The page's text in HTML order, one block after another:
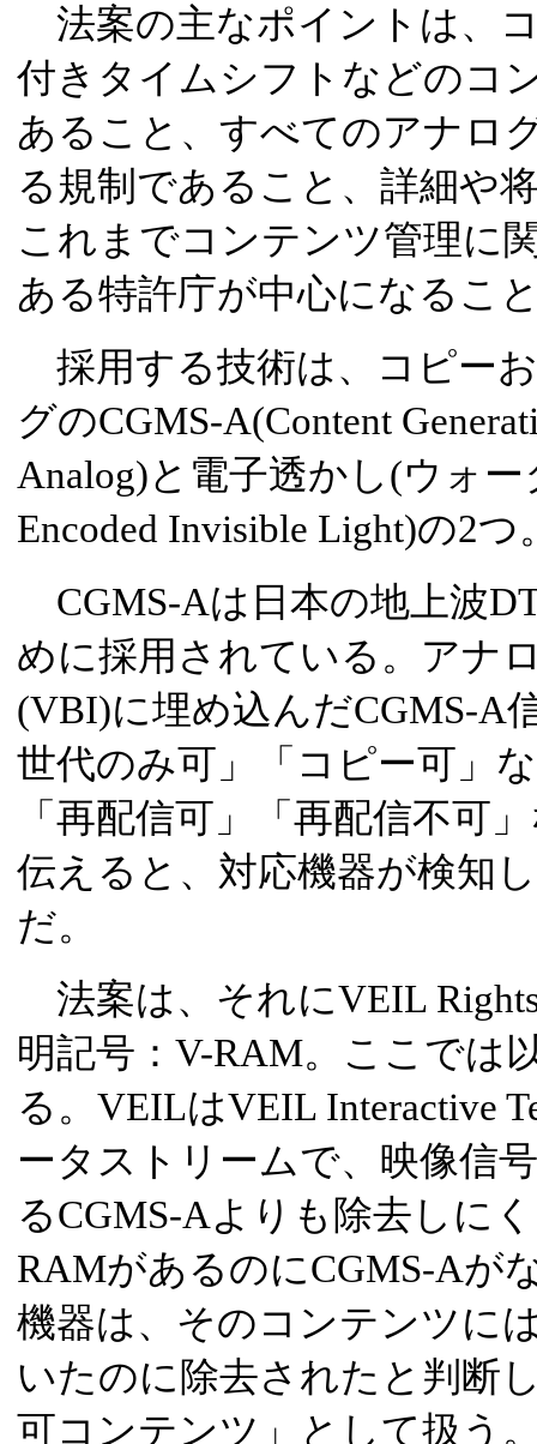
法案の主なポイントは、
付きタイムシフトなどのコ
あること、すべてのアナロ
る規制であること、詳細や
これまでコンテンツ管理に
ある特許庁が中心になるこ
採用する技術は、コピー
グのCGMS-A(Content
Analog)と電子透かし(ウォ
Encoded Invisible Light)の2つ
CGMS-Aは日本の地上波
めに採用されている。アナ
(VBI)に埋め込んだCGMS-A
世代のみ可」「コピー可」
「再配信可」「再配信不可
伝えると、対応機器が検知
だ。
法案は、それにVEIL
明記号：V-RAM。ここでは
る。VEILはVEIL Interactive
ータストリームで、映像信
るCGMS-Aよりも除去しに
RAMがあるのにCGMS-Aが
機器は、そのコンテンツに
いたのに除去されたと判断
可コンテンツ」として扱う